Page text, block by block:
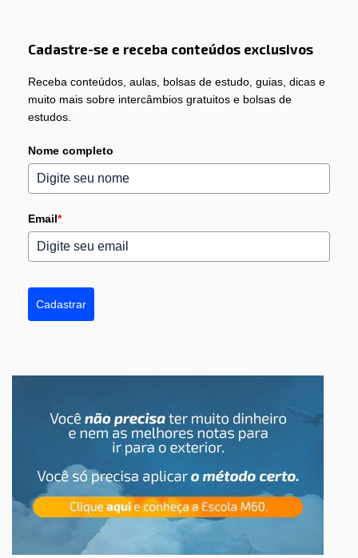
Cadastre-se e receba conteúdos exclusivos
Receba conteúdos, aulas, bolsas de estudo, guias, dicas e
muito mais sobre intercâmbios gratuitos e bolsas de
estudos.
Nome completo
Email*
Cadastrar